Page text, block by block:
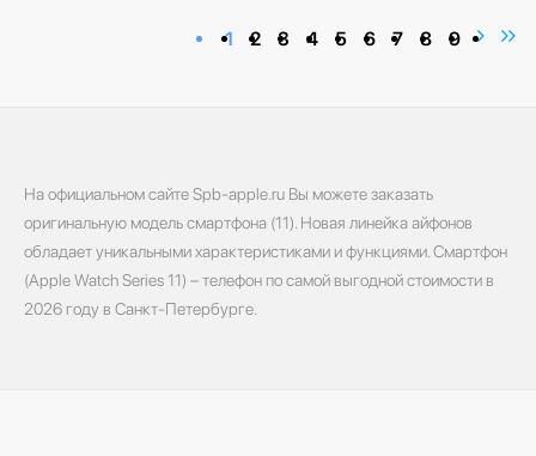
1 2 3 4 5 6 7 8 9
На официальном сайте Spb-apple.ru Вы можете заказать
оригинальную модель смартфона (11). Новая линейка айфонов
обладает уникальными характеристиками и функциями. Смартфон
(Apple Watch Series 11) – телефон по самой выгодной стоимости в
2026 году в Санкт-Петербурге.